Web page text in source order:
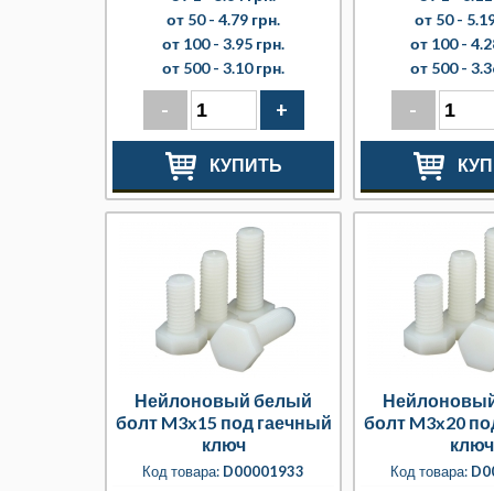
от 50 - 4.79 грн.
от 100 - 3.95 грн.
от 500 - 3.10 грн.
- +
КУПИТЬ
от 50 -
от 100 -
от 500 -
-
Нейлоновый белый
болт M3x15 под гаечный
ключ
Код товара: D00001933
болт M3x20
ключ
Код товара: